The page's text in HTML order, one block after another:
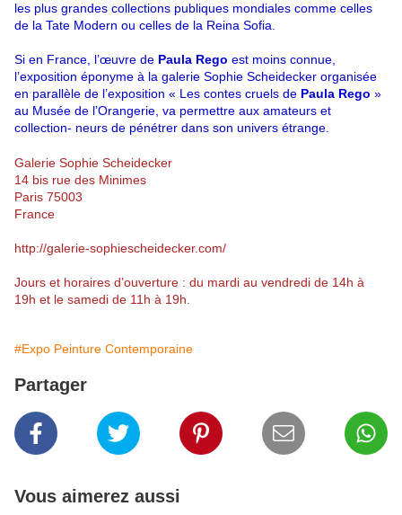
les plus grandes collections publiques mondiales comme celles
de la Tate Modern ou celles de la Reina Sofia.
Si en France, l’œuvre de Paula Rego est moins connue,
l’exposition éponyme à la galerie Sophie Scheidecker organisée
en parallèle de l’exposition « Les contes cruels de Paula Rego »
au Musée de l’Orangerie, va permettre aux amateurs et
collection- neurs de pénétrer dans son univers étrange.
Galerie Sophie Scheidecker
14 bis rue des Minimes
Paris 75003
France
http://galerie-sophiescheidecker.com/
Jours et horaires d’ouverture : du mardi au vendredi de 14h à
19h et le samedi de 11h à 19h.
#Expo Peinture Contemporaine
Partager
Vous aimerez aussi